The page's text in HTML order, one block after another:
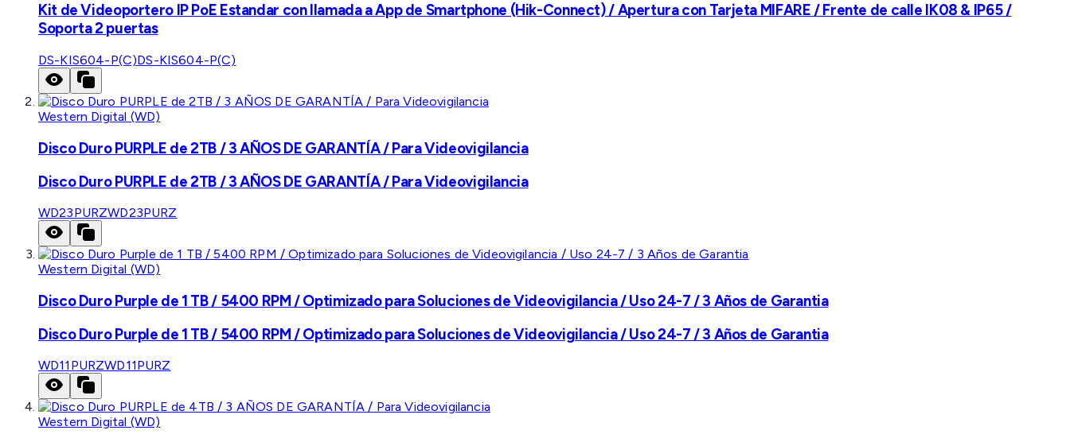
Kit de Videoportero IP PoE Estandar con llamada a App de Smartphone (Hik-Connect) / Apertura con Tarjeta MIFARE / Frente de calle IK08 & IP65 /
Soporta 2 puertas
DS-KIS604-P(C)DS-KIS604-P(C)
Western Digital (WD)
Disco Duro PURPLE de 2TB / 3 AÑOS DE GARANTÍA / Para Videovigilancia
Disco Duro PURPLE de 2TB / 3 AÑOS DE GARANTÍA / Para Videovigilancia
WD23PURZWD23PURZ
Western Digital (WD)
Disco Duro Purple de 1 TB / 5400 RPM / Optimizado para Soluciones de Videovigilancia / Uso 24-7 / 3 Años de Garantia
Disco Duro Purple de 1 TB / 5400 RPM / Optimizado para Soluciones de Videovigilancia / Uso 24-7 / 3 Años de Garantia
WD11PURZWD11PURZ
Western Digital (WD)